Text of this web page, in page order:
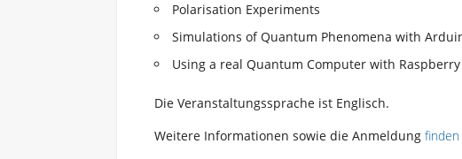
Polarisation Experiments
Simulations of Quantum Phenomena with
Using a real Quantum Computer with Raspberry
Die Veranstaltungssprache ist Englisch.
Weitere Informationen sowie die Anmeldung